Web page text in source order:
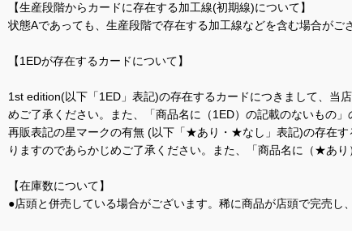
【生産段階からカードに存在する加工線(初期線)について】
状態Aであっても、生産段階で存在する加工線などを含む場合が
【1EDが存在するカードについて】
1st edition(以下「1ED」表記)の存在するカードにつきまして、当
めご了承ください。また、「商品名に（1ED）の記載のないもの
再販表記の星マークの有無 (以下「★あり・★なし」表記)の存在
りますのであらかじめご了承ください。また、「商品名に（★あ
【在庫数について】
●店頭と併売している場合がございます。稀に商品が店頭で完売し